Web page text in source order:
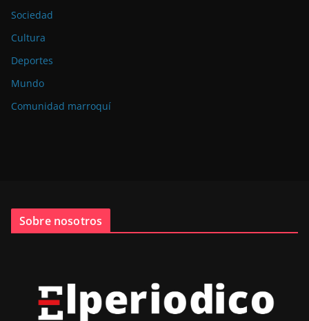
Sociedad
Cultura
Deportes
Mundo
Comunidad marroquí
Sobre nosotros